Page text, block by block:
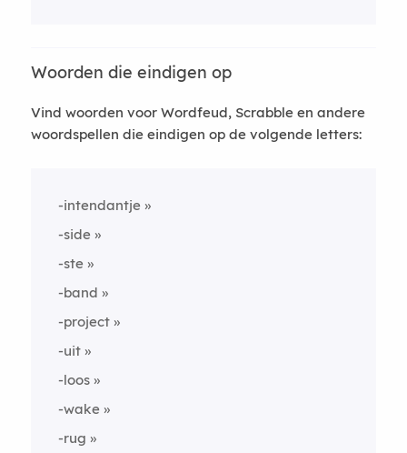
Woorden die eindigen op
Vind woorden voor Wordfeud, Scrabble en andere
woordspellen die eindigen op de volgende letters:
-intendantje
-side
-ste
-band
-project
-uit
-loos
-wake
-rug